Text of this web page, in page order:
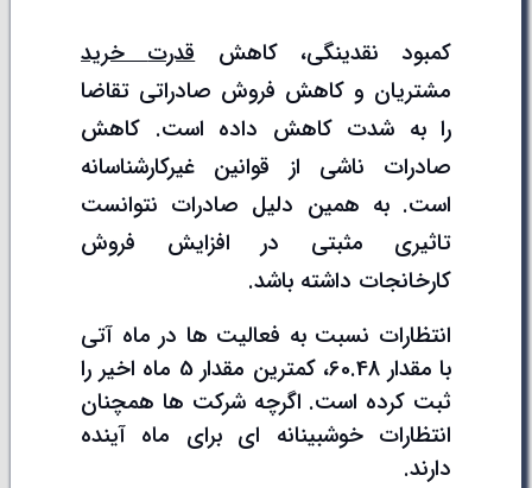
کمبود نقدینگی، کاهشقدرتخرید
مشتریان و کاهش فروش صادراتی تقاضا
را به شدت کاهش داده است. کاهش
صادرات ناشی از قوانین غیرکارشناسانه
است. به همین دلیل صادرات نتوانست
تاثیری مثبتی در افزایش فروش
کارخانجات داشته باشد.
انتظارات نسبت به فعالیت ها در ماه آتی
با مقدار 60.48، کمترین مقدار 5 ماه اخیر را
ثبت کرده است. اگرچه شرکت ها همچنان
انتظارات خوشبینانه ای برای ماه آینده
دارند.